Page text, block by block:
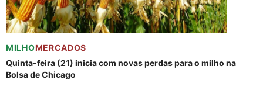
MILHOMERCADOS
Quinta-feira (21) inicia com novas perdas para o milho na
Bolsa de Chicago